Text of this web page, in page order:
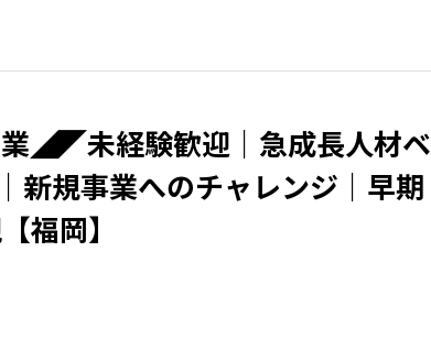
◢◤未経験歓迎｜急成長人材ベ
新規事業へのチャレンジ｜早期
福岡】